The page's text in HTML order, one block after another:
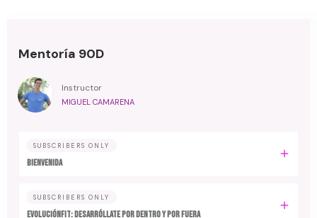
Mentoría 90D
Instructor
MIGUEL CAMARENA
SUBSCRIBERS ONLY
BIENVENIDA
SUBSCRIBERS ONLY
EvoluciónFit: desarróllate por dentro y por fuera